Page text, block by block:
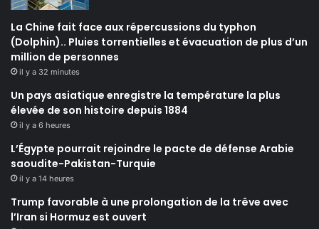
La Chine fait face aux répercussions du typhon
(Dolphin).. Pluies torrentielles et évacuation de plus d’un
million de personnes
il y a 32 minutes
Un pays asiatique enregistre la température la plus
élevée de son histoire depuis 1884
il y a 6 heures
L’Égypte pourrait rejoindre le pacte de défense Arabie
saoudite-Pakistan-Turquie
il y a 14 heures
Trump favorable à une prolongation de la trêve avec
l’Iran si Hormuz est ouvert